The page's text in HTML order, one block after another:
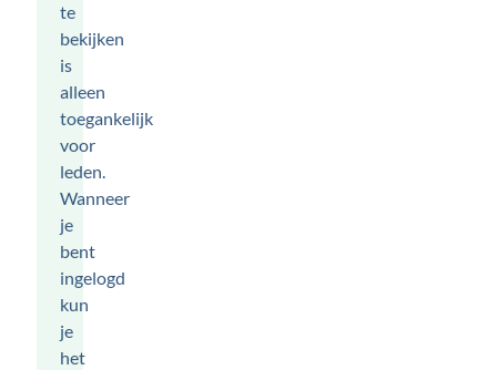
te
bekijken
is
alleen
toegankelijk
voor
leden.
Wanneer
je
bent
ingelogd
kun
je
het